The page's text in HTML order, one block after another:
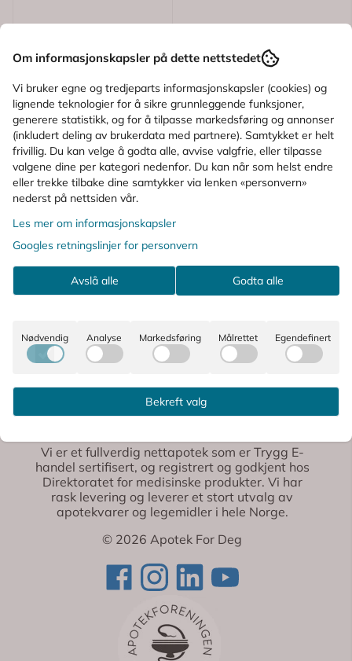
Karakter: (1)5.0 av 5 mulige
Isispharma
Isispharma Neotone
Serum 30 ml
348,-
Vi er et fullverdig nettapotek som er Trygg E-
handel sertifisert, og registrert og godkjent hos
Direktoratet for medisinske produkter. Vi har
rask levering og leverer et stort utvalg av
apotekvarer og legemidler i hele Norge.
© 2026 Apotek For Deg
Om informasjonskapsler på dette nettstedet
Vi bruker egne og tredjeparts informasjonskapsler (cookies) og
lignende teknologier for å sikre grunnleggende funksjoner,
generere statistikk, og for å tilpasse markedsføring og annonser
(inkludert deling av brukerdata med partnere). Samtykket er helt
frivillig. Du kan velge å godta alle, avvise valgfrie, eller tilpasse
valgene dine per kategori nedenfor. Du kan når som helst endre
eller trekke tilbake dine samtykker via lenken «personvern»
nederst på nettsiden vår.
Les mer om informasjonskapsler
Googles retningslinjer for personvern
Avslå alle Godta alle
Nødvendig Analyse Markedsføring Målrettet Egendefinert
Bekreft valg